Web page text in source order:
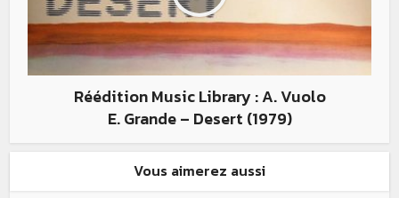
Réédition Music Library : A. Vuolo
E. Grande – Desert (1979)
Vous aimerez aussi